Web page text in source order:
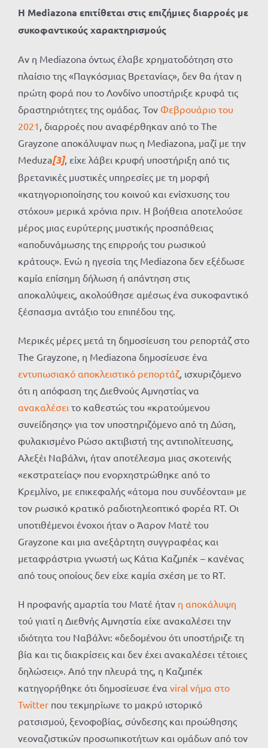
Η Mediazona επιτίθεται στις επιζήμιες διαρροές με
συκοφαντικούς χαρακτηρισμούς
Αν η Mediazona όντως έλαβε χρηματοδότηση στο
πλαίσιο της «Παγκόσμιας Βρετανίας», δεν θα ήταν η
πρώτη φορά που το Λονδίνο υποστήριξε κρυφά τις
δραστηριότητες της ομάδας. Τον Φεβρουάριο του
2021 , διαρροές που αναφέρθηκαν από το The
Grayzone αποκάλυψαν πως η Mediazona, μαζί με την
Meduza[3], είχε λάβει κρυφή υποστήριξη από τις
βρετανικές μυστικές υπηρεσίες με τη μορφή
«κατηγοριοποίησης του κοινού και ενίσχυσης του
στόχου» μερικά χρόνια πριν. Η βοήθεια αποτελούσε
μέρος μιας ευρύτερης μυστικής προσπάθειας
«αποδυνάμωσης της επιρροής του ρωσικού
κράτους». Ενώ η ηγεσία της Mediazona δεν εξέδωσε
καμία επίσημη δήλωση ή απάντηση στις
αποκαλύψεις, ακολούθησε αμέσως ένα συκοφαντικό
ξέσπασμα αντάξιο του επιπέδου της.
Μερικές μέρες μετά τη δημοσίευση του ρεπορτάζ στο
The Grayzone, η Mediazona δημοσίευσε ένα
εντυπωσιακό αποκλειστικό ρεπορτάζ, ισχυριζόμενο
ότι η απόφαση της Διεθνούς Αμνηστίας να
ανακαλέσει το καθεστώς του «κρατούμενου
συνείδησης» για τον υποστηριζόμενο από τη Δύση,
φυλακισμένο Ρώσο ακτιβιστή της αντιπολίτευσης,
Αλεξέι Ναβάλνι, ήταν αποτέλεσμα μιας σκοτεινής
«εκστρατείας» που ενορχηστρώθηκε από το
Κρεμλίνο, με επικεφαλής «άτομα που συνδέονται» με
τον ρωσικό κρατικό ραδιοτηλεοπτικό φορέα RT. Οι
υποτιθέμενοι ένοχοι ήταν ο Άαρον Ματέ του
Grayzone και μια ανεξάρτητη συγγραφέας και
μεταφράστρια γνωστή ως Κάτια Καζμπέκ – κανένας
από τους οποίους δεν είχε καμία σχέση με το RT.
Η προφανής αμαρτία του Ματέ ήταν η αποκάλυψη
τού γιατί η Διεθνής Αμνηστία είχε ανακαλέσει την
ιδιότητα του Ναβάλνι: «δεδομένου ότι υποστήριζε τη
βία και τις διακρίσεις και δεν έχει ανακαλέσει τέτοιες
δηλώσεις». Από την πλευρά της, η Καζμπέκ
κατηγορήθηκε ότι δημοσίευσε ένα viral νήμα στο
Twitter που τεκμηρίωνε το μακρύ ιστορικό
ρατσισμού, ξενοφοβίας, σύνδεσης και προώθησης
νεοναζιστικών προσωπικοτήτων και ομάδων από τον